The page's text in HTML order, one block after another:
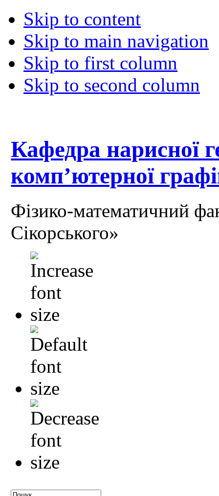
Skip to content
Skip to main navigation
Skip to first column
Skip to second column
Кафедра нарисної
комп’ютерної
Фізико-математичний
Сікорського»